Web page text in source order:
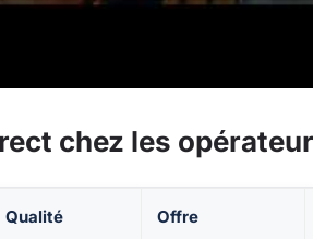
chez les
Qualité Offre